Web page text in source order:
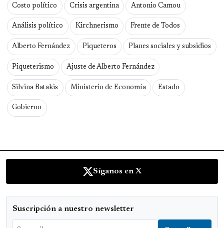
Costo político Crisis argentina Antonio Camou
Análisis político Kirchnerismo Frente de Todos
Alberto Fernández Piqueteros Planes sociales y subsidios
Piqueterismo Ajuste de Alberto Fernández
Silvina Batakis Ministerio de Economía Estado
Gobierno
Síganos en X
Suscripción a nuestro newsletter